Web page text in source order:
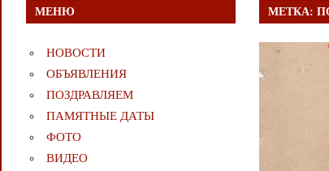
МЕТКА:
МЕНЮ
НОВОСТИ
ОБЪЯВЛЕНИЯ
ПОЗДРАВЛЯЕМ
ПАМЯТНЫЕ ДАТЫ
ФОТО
ВИДЕО